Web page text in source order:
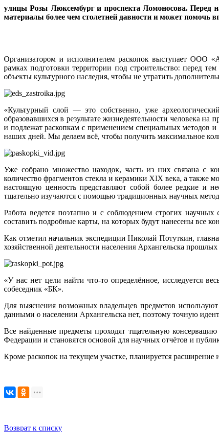
улицы Розы Люксембург и проспекта Ломоносова. Перед
материалы более чем столетней давности и может помочь
Организатором и исполнителем раскопок выступает ООО
рамках подготовки территории под строительство: перед
объекты культурного наследия, чтобы не утратить
«Культурный слой — это собственно, уже
образовавшихся в результате жизнедеятельности человека
и подлежат раскопкам с применением специальных методов
наших дней. Мы делаем всё, чтобы получить максимальное
Уже собрано множество находок, часть из них связана с
количество фрагментов стекла и керамики XIX века, а
настоящую ценность представляют собой более редкие и
тщательно изучаются с помощью традиционных научных
Работа ведется поэтапно и с соблюдением строгих
составить подробные карты, на которых будут нанесены все
Как отметил начальник экспедиции Николай Потуткин,
хозяйственной деятельности населения Архангельска
«У нас нет цели найти что-то определённое, исследуется
собеседник «БК».
Для выяснения возможных владельцев предметов
данными о населении Архангельска нет, поэтому точную
Все найденные предметы проходят тщательную
Федерации и становятся основой для научных отчётов и
Кроме раскопок на текущем участке, планируется
Возврат к списку